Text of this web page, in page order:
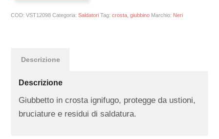
COD:VST12098 Categoria:Saldatori Tag:crosta ,giubbino Marchio: Neri
Descrizione
Descrizione
Giubbetto in crosta ignifugo, protegge da ustioni,
bruciature e residui di saldatura.